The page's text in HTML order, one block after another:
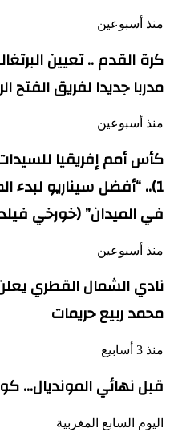
منذ أسبوعين
كرة القدم .. تعيين
مدربا جديدا لفريق الفتح
منذ أسبوعين
1).. “أفضل سيناريو لبدء
في الميدان” (خورخي
منذ أسبوعين
نادي الشمال القطري
محمد ربيع حريمات
منذ 3 أسابيع
قبل نهائي المونديال…
اليوم السابع المغربية